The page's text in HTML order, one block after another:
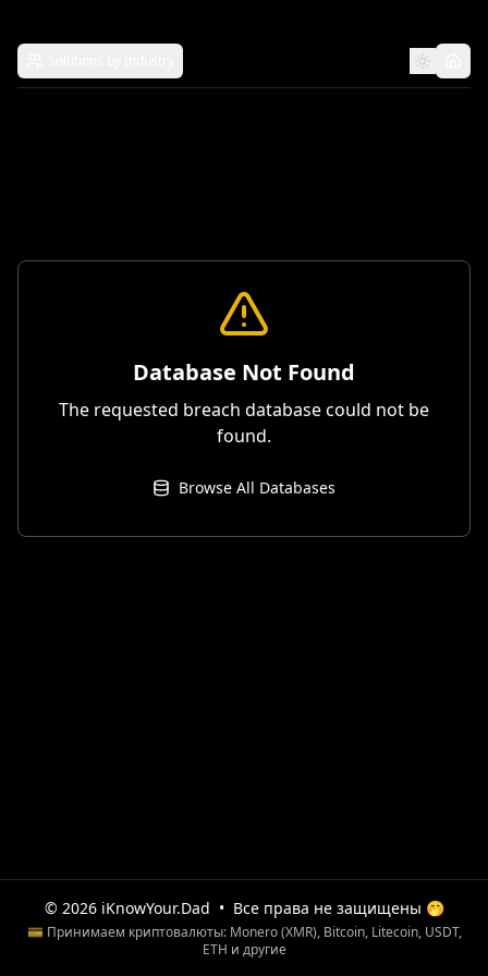
Database Not Found
The requested breach database could not be
found.
Browse All Databases
© 2026 iKnowYour.Dad • Все права не защищены 🤭
💳 Принимаем криптовалюты: Monero (XMR), Bitcoin, Litecoin, USDT,
ETH и другие